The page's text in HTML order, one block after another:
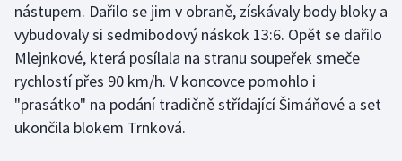
Krasobruslení
Lezení
Lyže a snowboard
nástupem. Dařilo se jim v obraně, získávaly body bloky a
vybudovaly si sedmibodový náskok 13:6. Opět se dařilo
Mlejnkové, která posílala na stranu soupeřek smeče
rychlostí přes 90 km/h. V koncovce pomohlo i
"prasátko" na podání tradičně střídající Šimáňové a set
ukončila blokem Trnková.